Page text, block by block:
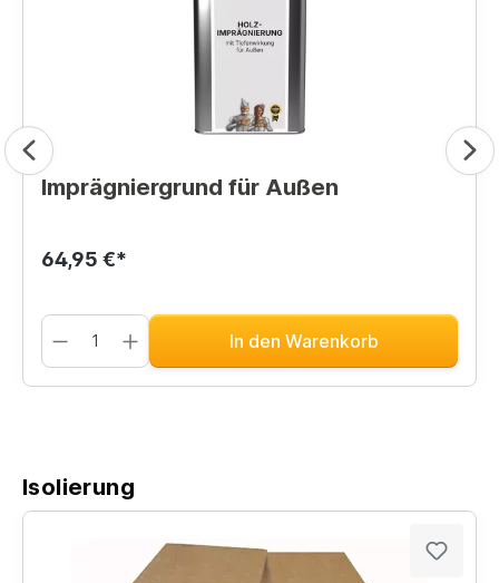
Imprägniergrund für Außen
64,95 €*
In den Warenkorb
Isolierung